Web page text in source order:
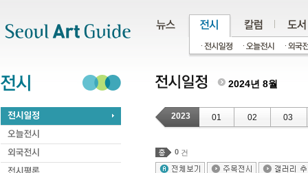
2024년 8월
2023 01 02 03
0 건